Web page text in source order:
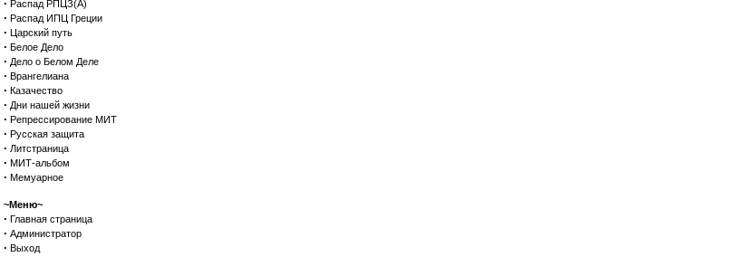
· Распад РПЦЗ(А)
· Распад ИПЦ Греции
· Царский путь
· Белое Дело
· Дело о Белом Деле
· Врангелиана
· Казачество
· Дни нашей жизни
· Репрессирование МИТ
· Русская защита
· Литстраница
· МИТ-альбом
· Мемуарное
~Меню~
· Главная страница
· Администратор
· Выход